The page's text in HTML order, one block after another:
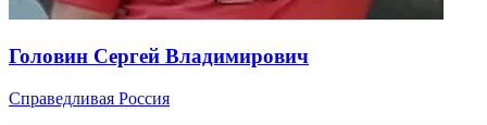
Головин Сергей Владимирович
Справедливая Россия